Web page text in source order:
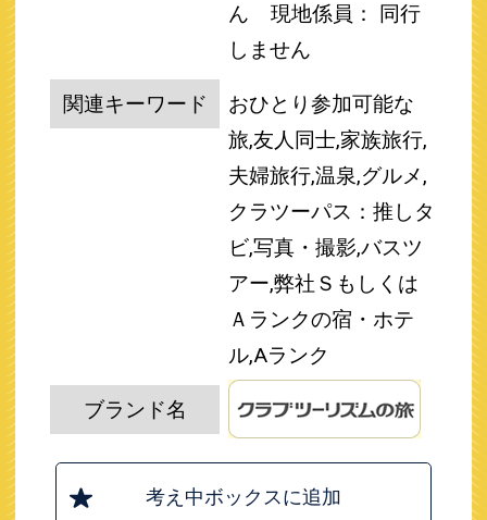
ん
現地係員： 同行
しません
関連キーワード
おひとり参加可能な
旅,友人同士,家族旅行,
夫婦旅行,温泉,グルメ,
クラツーパス：推しタ
ビ,写真・撮影,バスツ
アー,弊社Ｓもしくは
Ａランクの宿・ホテ
ル,Aランク
ブランド名
考え中ボックスに追加